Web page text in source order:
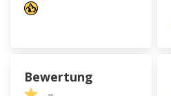
Bewertung